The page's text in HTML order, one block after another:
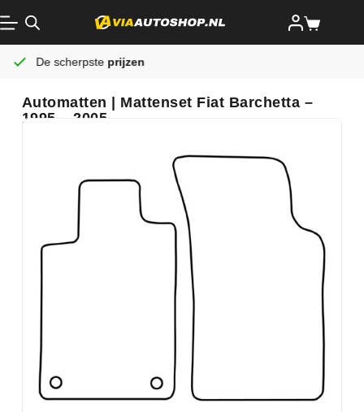
Automatten | Mattenset Fiat Barchetta –
1995 – 2005